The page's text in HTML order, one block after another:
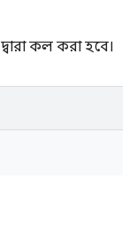
কল করা হবে।